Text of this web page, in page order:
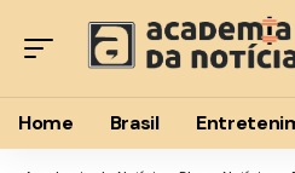
Home Brasil